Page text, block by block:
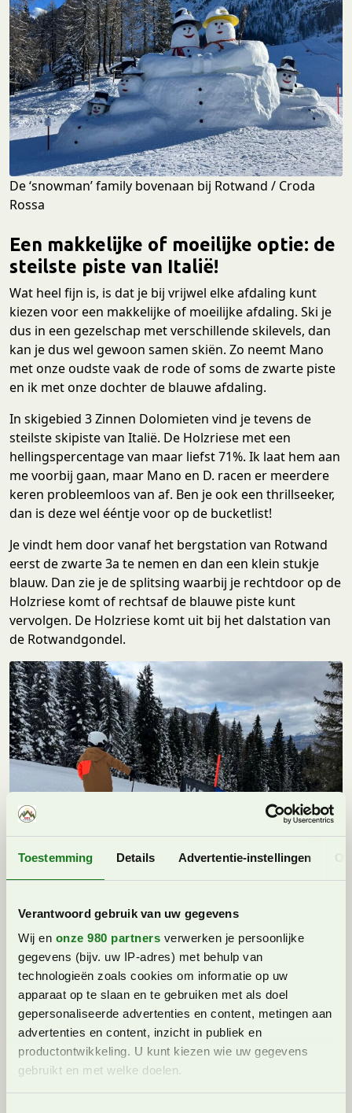
Toestemming Details Advertentie-instellingen
Verantwoord gebruik van uw gegevens
Wij en onze 980 partners verwerken je persoonlijke
gegevens (bijv. uw IP-adres) met behulp van
technologieën zoals cookies om informatie op uw
apparaat op te slaan en te gebruiken met als doel
gepersonaliseerde advertenties en content, metingen aan
advertenties en content, inzicht in publiek en
productontwikkeling. U kunt kiezen wie uw gegevens
gebruikt en met welke doelen.
De ‘snowman’ family bovenaan bij Rotwand / Croda
Rossa
Een makkelijke of moeilijke optie: de
steilste piste van Italië!
Wat heel fijn is, is dat je bij vrijwel elke afdaling kunt
kiezen voor een makkelijke of moeilijke afdaling. Ski je
dus in een gezelschap met verschillende skilevels, dan
kan je dus wel gewoon samen skiën. Zo neemt Mano
met onze oudste vaak de rode of soms de zwarte piste
en ik met onze dochter de blauwe afdaling.
In skigebied 3 Zinnen Dolomieten vind je tevens de
steilste skipiste van Italië. De Holzriese met een
hellingspercentage van maar liefst 71%. Ik laat hem aan
me voorbij gaan, maar Mano en D. racen er meerdere
keren probleemloos van af. Ben je ook een thrillseeker,
dan is deze wel ééntje voor op de bucketlist!
Je vindt hem door vanaf het bergstation van Rotwand
eerst de zwarte 3a te nemen en dan een klein stukje
blauw. Dan zie je de splitsing waarbij je rechtdoor op de
Holzriese komt of rechtsaf de blauwe piste kunt
vervolgen. De Holzriese komt uit bij het dalstation van
de Rotwandgondel.
Skigebied 3 Zinnen Dolomieten is geschikt voor
iedereen, je hebt bijna overal een ‘moeilijke’ of
‘makkelijke’ optie.